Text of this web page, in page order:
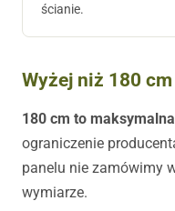
ścianie.
Wyżej niż 180
180 cm to
ograniczenie
panelu nie zamówimy
wymiarze.